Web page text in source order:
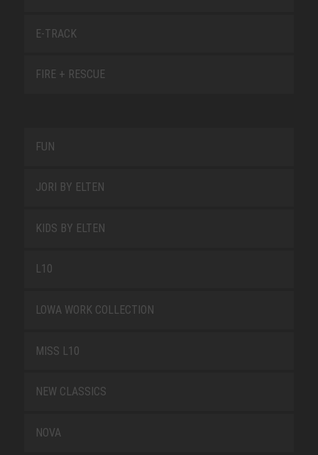
E-TRACK
FIRE + RESCUE
FUN
JORI BY ELTEN
KIDS BY ELTEN
L10
LOWA WORK COLLECTION
MISS L10
NEW CLASSICS
NOVA